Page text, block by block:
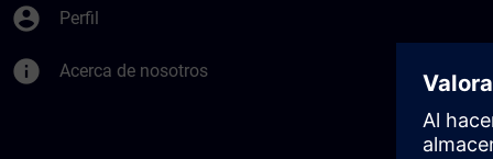
account_circle Perfil
info Acerca de nosotros